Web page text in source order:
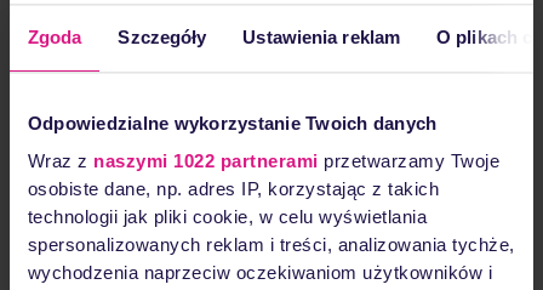
Zgoda Szczegóły Ustawienia reklam O plikach
Odpowiedzialne wykorzystanie Twoich danych
Wraz z naszymi 1022 partnerami przetwarzamy Twoje
osobiste dane, np. adres IP, korzystając z takich
technologii jak pliki cookie, w celu wyświetlania
spersonalizowanych reklam i treści, analizowania tychże,
wychodzenia naprzeciw oczekiwaniom użytkowników i
Marketing
automation
scenarios: a